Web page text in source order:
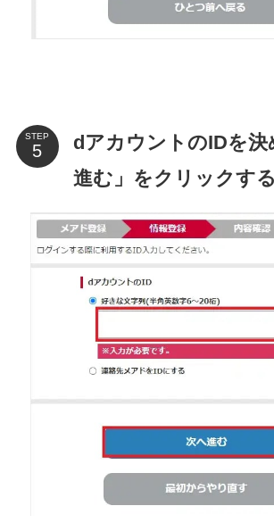
STEP
dアカウントのIDを決
進む」をクリックする